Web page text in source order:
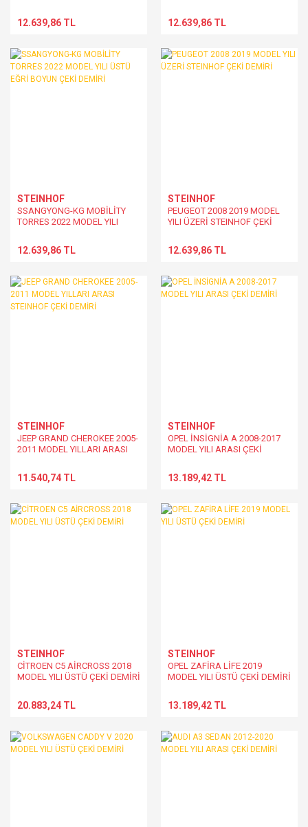
12.639,86 TL 12.639,86 TL
STEINHOF
SSANGYONG-KG MOBİLİTY
TORRES 2022 MODEL YILI
12.639,86 TL
STEINHOF
PEUGEOT 2008 2019 MODEL
YILI ÜZERİ STEINHOF ÇEKİ
12.639,86 TL
STEINHOF
JEEP GRAND CHEROKEE 2005-
2011 MODEL YILLARI ARASI
11.540,74 TL
STEINHOF
OPEL İNSİGNİA A 2008-2017
MODEL YILI ARASI ÇEKİ
13.189,42 TL
STEINHOF
CİTROEN C5 AİRCROSS 2018
MODEL YILI ÜSTÜ ÇEKİ DEMİRİ
20.883,24 TL
STEINHOF
OPEL ZAFİRA LİFE 2019
MODEL YILI ÜSTÜ ÇEKİ DEMİRİ
13.189,42 TL